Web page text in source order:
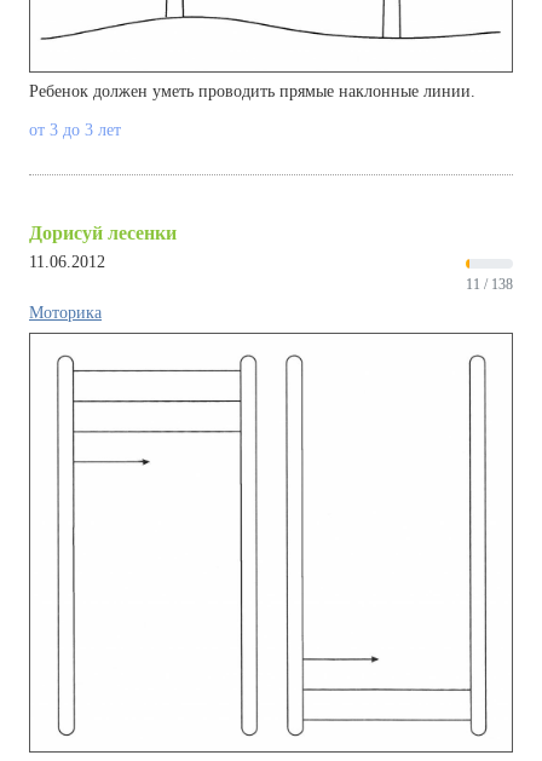
Ребенок должен уметь проводить прямые наклонные линии.
от 3 до 3 лет
Дорисуй лесенки
11.06.2012
11 / 138
Моторика